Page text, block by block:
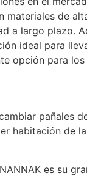
de
a largo plazo.
ideal para
opción para los
pañales
habitación de
es su